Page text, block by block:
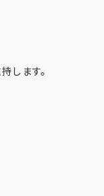
します。